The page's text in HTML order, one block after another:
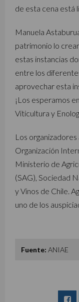
de esta cena está
Manuela
patrimonio lo
estas instancias
entre los
aprovechar esta
¡Los esperamos
Viticultura y
Los
Organización
Ministerio de
(SAG), Sociedad
y Vinos de Chile.
uno de los
Fuente: ANIAE